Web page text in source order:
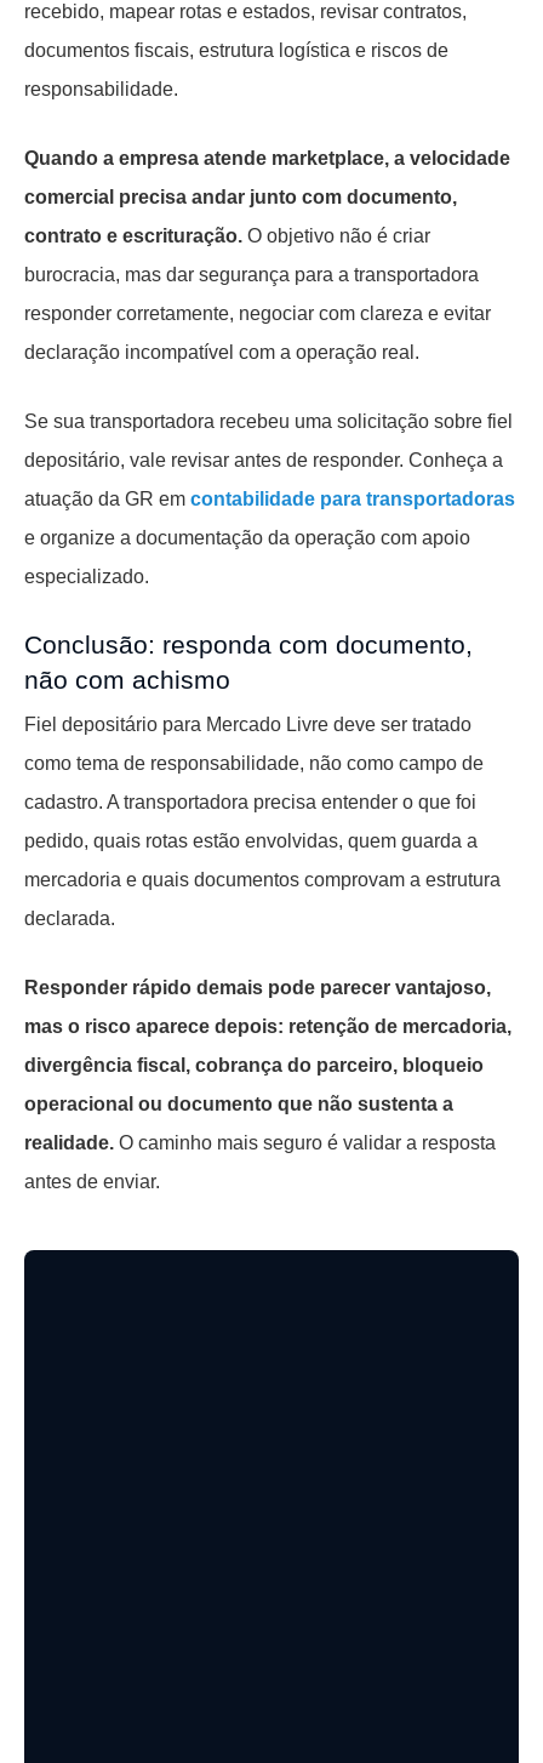
recebido, mapear rotas e estados, revisar contratos,
documentos fiscais, estrutura logística e riscos de
responsabilidade.
Quando a empresa atende marketplace, a velocidade
comercial precisa andar junto com documento,
contrato e escrituração. O objetivo não é criar
burocracia, mas dar segurança para a transportadora
responder corretamente, negociar com clareza e evitar
declaração incompatível com a operação real.
Se sua transportadora recebeu uma solicitação sobre fiel
depositário, vale revisar antes de responder. Conheça a
atuação da GR em contabilidade para transportadoras
e organize a documentação da operação com apoio
especializado.
Conclusão: responda com documento,
não com achismo
Fiel depositário para Mercado Livre deve ser tratado
como tema de responsabilidade, não como campo de
cadastro. A transportadora precisa entender o que foi
pedido, quais rotas estão envolvidas, quem guarda a
mercadoria e quais documentos comprovam a estrutura
declarada.
Responder rápido demais pode parecer vantajoso,
mas o risco aparece depois: retenção de mercadoria,
divergência fiscal, cobrança do parceiro, bloqueio
operacional ou documento que não sustenta a
realidade. O caminho mais seguro é validar a resposta
antes de enviar.